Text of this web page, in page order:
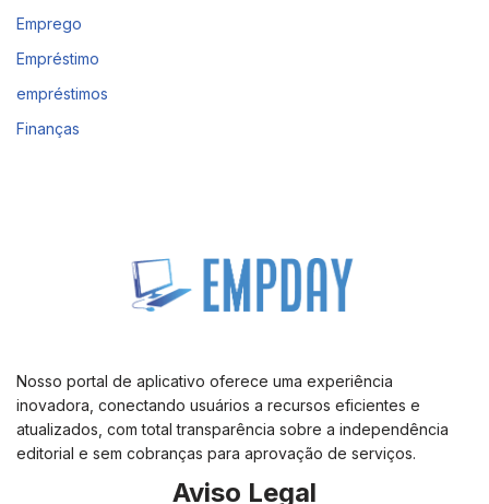
Emprego
Empréstimo
empréstimos
Finanças
Nosso portal de aplicativo oferece uma experiência
inovadora, conectando usuários a recursos eficientes e
atualizados, com total transparência sobre a independência
editorial e sem cobranças para aprovação de serviços.
Aviso Legal